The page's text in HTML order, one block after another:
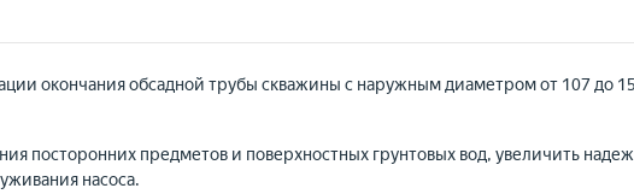
окончания обсадной трубы скважины с наружным диаметром от 107 до
посторонних предметов и поверхностных грунтовых вод, увеличить
насоса.